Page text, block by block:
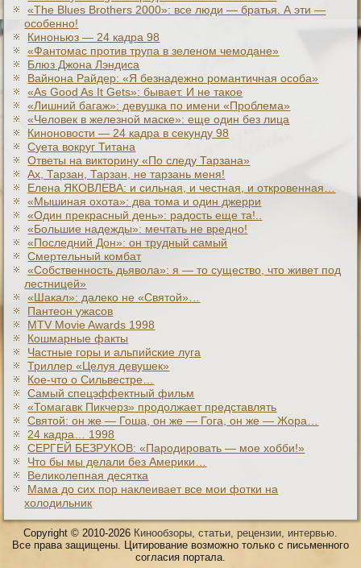
«The Blues Brothers 2000»: все люди — братья. А эти —
особенно!
Киноньюз — 24 кадра 98
«Фантомас против трупа в зеленом чемодане»
Блюз Джона Лэндиса
Вайнона Райдер: «Я безнадежно романтичная особа»
«As Good As It Gets»: бывает. И не такое
«Лишний багаж»: девушка по имени «Проблема»
«Человек в железной маске»: еще один без лица
Киноновости — 24 кадра в секунду 98
Суета вокруг Титана
Ответы на викторину «По следу Тарзана»
Ах, Тарзан, Тарзан, не тарзань меня!
Елена ЯКОВЛЕВА: и сильная, и честная, и откровенная…
«Мышиная охота»: два тома и один джерри
«Один прекрасный день»: радость еще та!..
«Большие надежды»: мечтать не вредно!
«Последний Дон»: он трудный самый
Смертельный комбат
«Собственность дьявола»: я — то существо, что живет под
лестницей»
«Шакал»: далеко не «Святой»…
Пантеон ужасов
MTV Movie Awards 1998
Кошмарные факты
Частные горы и альпийские луга
Триллер «Целуя девушек»
Кое-что о Сильвестре…
Самый спецэффектный фильм
«Томагавк Пикчерз» продолжает представлять
Святой: он же — Гоша, он же — Гога, он же — Жора…
24 кадра… 1998
СЕРГЕЙ БЕЗРУКОВ: «Пародировать — мое хобби!»
Что бы мы делали без Америки…
Великолепная десятка
Мама до сих пор наклеивает все мои фотки на
холодильник
Copyright © 2010-2026 Кинообзоры, статьи, рецензии, интервью.
Все права защищены. Цитирование возможно только с письменного
согласия портала.